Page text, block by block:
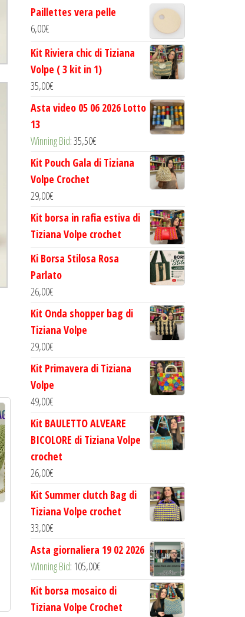
Paillettes vera pelle
6,00€
Kit Riviera chic di Tiziana
Volpe ( 3 kit in 1)
35,00€
Asta video 05 06 2026 Lotto
13
Winning Bid:35,50€
Kit Pouch Gala di Tiziana
Volpe Crochet
29,00€
Kit borsa in rafia estiva di
Tiziana Volpe crochet
Ki Borsa Stilosa Rosa
Parlato
26,00€
Kit Onda shopper bag di
Tiziana Volpe
29,00€
Kit Primavera di Tiziana
Volpe
49,00€
Kit BAULETTO ALVEARE
BICOLORE di Tiziana Volpe
crochet
26,00€
Kit Summer clutch Bag di
Tiziana Volpe crochet
33,00€
Asta giornaliera 19 02 2026
Winning Bid: 105,00€
Kit borsa mosaico di
Tiziana Volpe Crochet